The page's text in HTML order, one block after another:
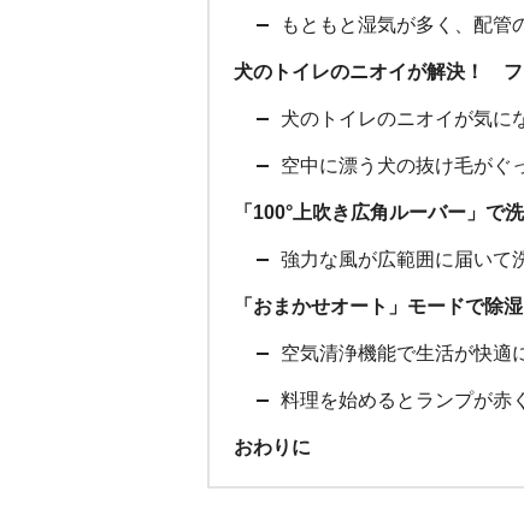
もともと湿気が多く、配管
犬のトイレのニオイが解決！
犬のトイレのニオイが気に
空中に漂う犬の抜け毛がぐ
「100°上吹き広角ルーバー」で
強力な風が広範囲に届いて
「おまかせオート」モードで除
空気清浄機能で生活が快適
料理を始めるとランプが
おわりに